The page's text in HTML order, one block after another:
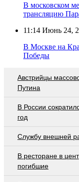
В московском
трансляцию
11:14 Июнь 24,
В Москве на
Победы
Австрийцы
Путина
В России
год
Службу внешней
В ресторане в
погибшие